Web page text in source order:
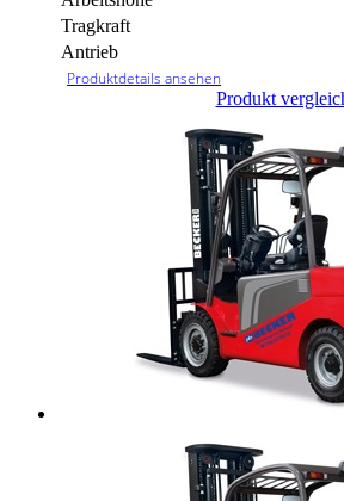
Tragkraft
Antrieb
Produktdetails ansehen
Produkt